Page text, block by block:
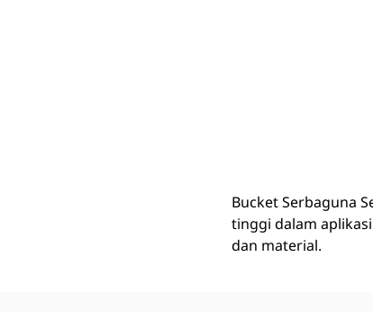
Bucket Serbaguna
tinggi dalam
dan material.